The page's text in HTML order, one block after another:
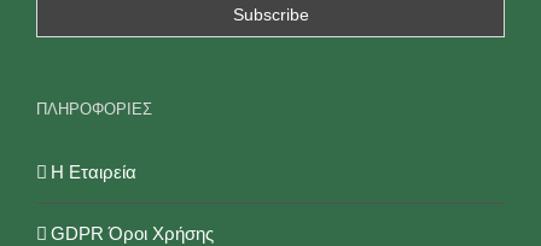
ΠΛΗΡΟΦΟΡΙΕΣ
Η Εταιρεία
GDPR Όροι Χρήσης